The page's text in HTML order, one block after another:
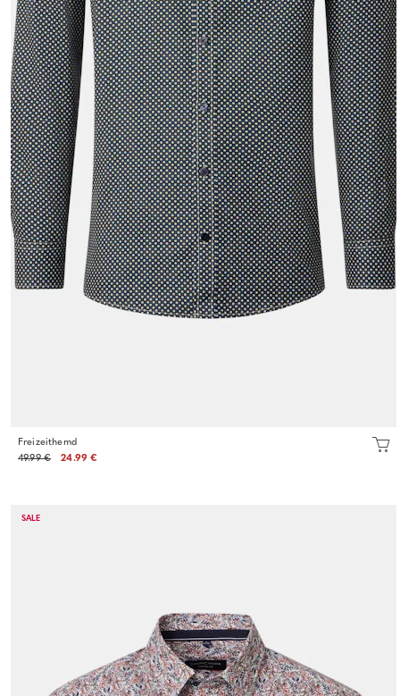
Freizeithemd
49.99 €
24.99 €
SALE